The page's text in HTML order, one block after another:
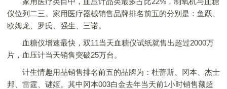
仪位列二三。家用医疗器械销售品牌排名前五的分别是：鱼跃、
欧姆龙、罗氏、强生、三诺。
血糖仪增速最快，双11当天血糖仪试纸就售出超过2000万
片，血压计当天销售突破25万台。
计生情趣用品销售排名前五的品牌为：杜蕾斯、冈本、杰士
邦、雷霆、谜姬。其中冈本003白金去年当天前1小时销售额超